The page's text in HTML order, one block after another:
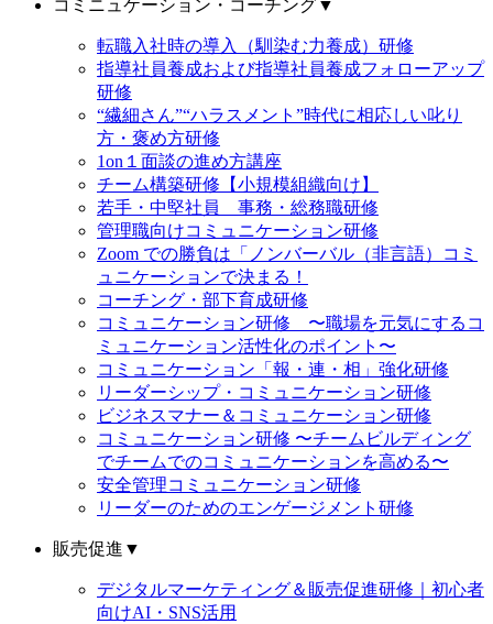
コミニュケーション・コーチング ▼
転職入社時の導入（馴染む力養成）研修
指導社員養成および指導社員養成フォローアップ
研修
“繊細さん”“ハラスメント”時代に相応しい叱り
方・褒め方研修
1on１面談の進め方講座
チーム構築研修【小規模組織向け】
若手・中堅社員 事務・総務職研修
管理職向けコミュニケーション研修
Zoom での勝負は「ノンバーバル（非言語）コミ
ュニケーションで決まる！
コーチング・部下育成研修
コミュニケーション研修 〜職場を元気にするコ
ミュニケーション活性化のポイント〜
コミュニケーション「報・連・相」強化研修
リーダーシップ・コミュニケーション研修
ビジネスマナー＆コミュニケーション研修
コミュニケーション研修 〜チームビルディング
でチームでのコミュニケーションを高める〜
安全管理コミュニケーション研修
リーダーのためのエンゲージメント研修
販売促進 ▼
デジタルマーケティング＆販売促進研修｜初心者
向けAI・SNS活用